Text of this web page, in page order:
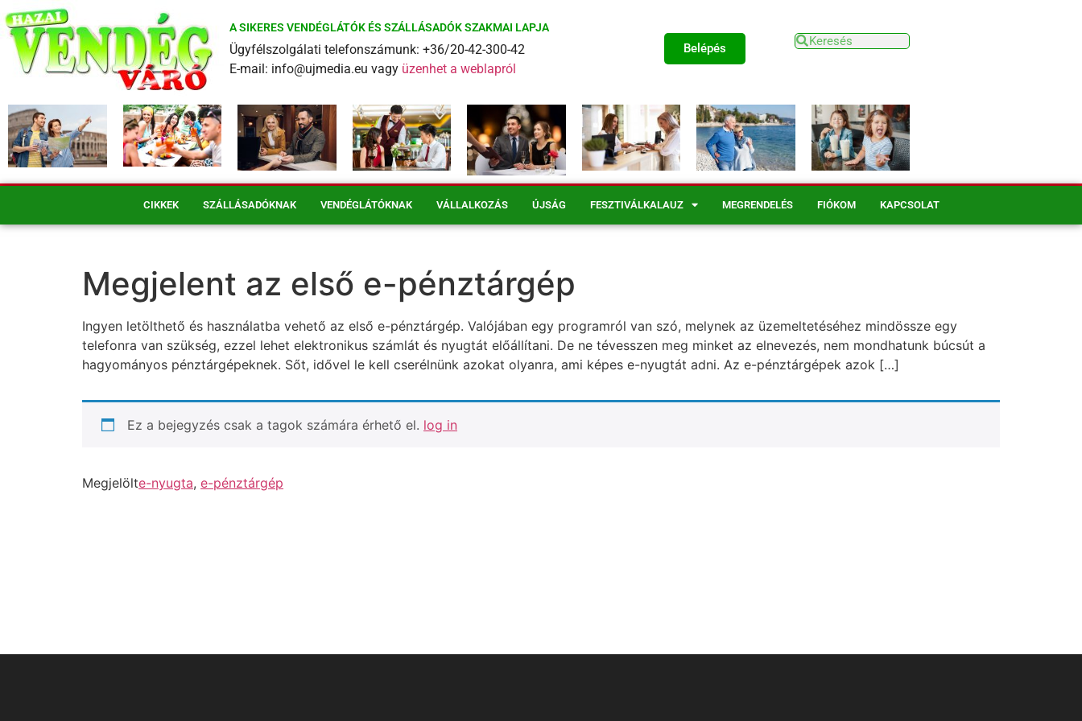
A SIKERES VENDÉGLÁTÓK ÉS SZÁLLÁSADÓK SZAKMAI LAPJA
Ügyfélszolgálati telefonszámunk: +36/20-42-300-42
E-mail: info@ujmedia.eu vagy üzenhet a weblapról
Belépés
CIKKEK SZÁLLÁSADÓKNAK VENDÉGLÁTÓKNAK VÁLLALKOZÁS ÚJSÁG FESZTIVÁLKALAUZ MEGRENDELÉS FIÓKOM KAPCSOLAT
Megjelent az első e-pénztárgép
Ingyen letölthető és használatba vehető az első e-pénztárgép. Valójában egy programról van szó, melynek az üzemeltetéséhez mindössze egy
telefonra van szükség, ezzel lehet elektronikus számlát és nyugtát előállítani. De ne tévesszen meg minket az elnevezés, nem mondhatunk búcsút a
hagyományos pénztárgépeknek. Sőt, idővel le kell cserélnünk azokat olyanra, ami képes e-nyugtát adni. Az e-pénztárgépek azok […]
Ez a bejegyzés csak a tagok számára érhető el. log in
Megjelölte-nyugta, e-pénztárgép